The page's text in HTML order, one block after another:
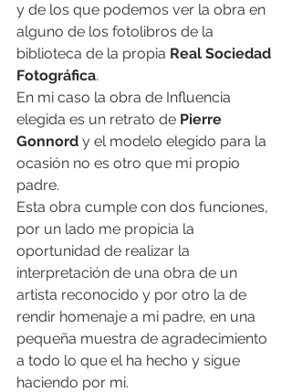
y de los que podemos ver la obra en
alguno de los fotolibros de la
biblioteca de la propia Real Sociedad
Fotográfica.
En mi caso la obra de Influencia
elegida es un retrato de Pierre
Gonnord y el modelo elegido para la
ocasión no es otro que mi propio
padre.
Esta obra cumple con dos funciones,
por un lado me propicia la
oportunidad de realizar la
interpretación de una obra de un
artista reconocido y por otro la de
rendir homenaje a mi padre, en una
pequeña muestra de agradecimiento
a todo lo que el ha hecho y sigue
haciendo por mi.